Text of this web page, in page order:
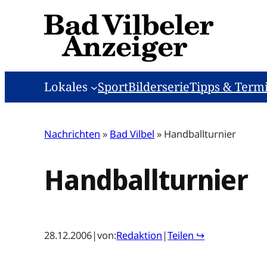
Lokales SportBilderserieTipps &
Nachrichten » Bad Vilbel » Handballturnier
Handballturnier
28.12.2006|von:Redaktion |Teilen ↪